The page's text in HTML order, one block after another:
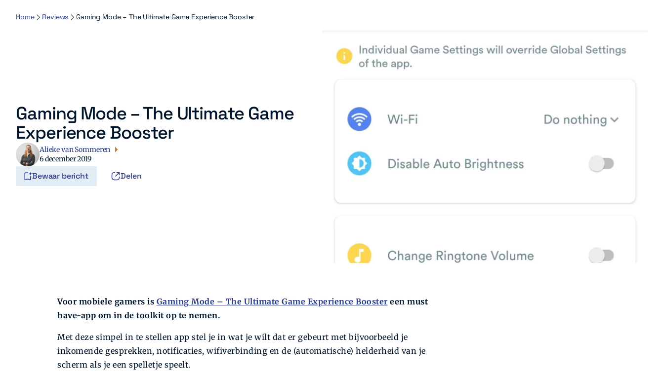
Home Reviews Gaming Mode – The Ultimate Game Experience Booster
Gaming Mode – The Ultimate Game
Experience Booster
Alieke van Sommeren
6 december 2019
Bewaar bericht Delen
Voor mobiele gamers is Gaming Mode – The Ultimate Game Experience Booster een must
have-app om in de toolkit op te nemen.
Met deze simpel in te stellen app stel je in wat je wilt dat er gebeurt met bijvoorbeeld je
inkomende gesprekken, noti­ficaties, wifiverbinding en de (auto­ma­tische) helderheid van je
scherm als je een spelletje speelt.